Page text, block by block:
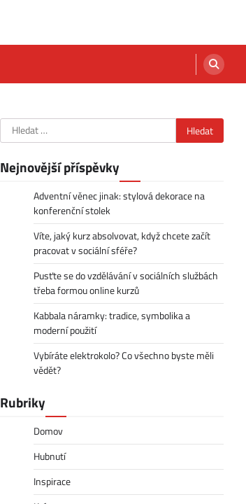
Vyhledávání
Nejnovější příspěvky
Adventní věnec jinak: stylová dekorace na
konferenční stolek
Víte, jaký kurz absolvovat, když chcete začít
pracovat v sociální sféře?
Pusťte se do vzdělávání v sociálních službách
třeba formou online kurzů
Kabbala náramky: tradice, symbolika a
moderní použití
Vybíráte elektrokolo? Co všechno byste měli
vědět?
Rubriky
Domov
Hubnutí
Inspirace